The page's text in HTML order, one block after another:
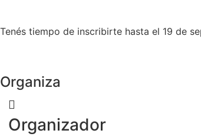
Tenés tiempo de inscribirte hasta el 19 de
Organiza
Organizador